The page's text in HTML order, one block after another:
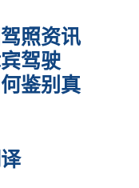
照资讯
驾驶
鉴别真